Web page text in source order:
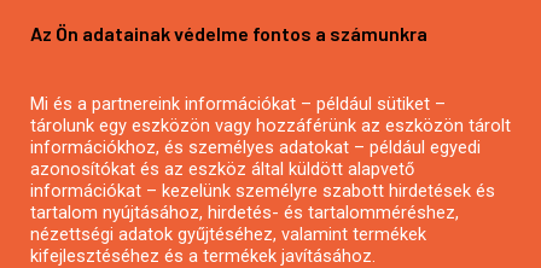
Mezőgazdasági pályázatírás
Pályázatírás civil szervezeteknek
Pályázatírás önkormányzatoknak
Pályázatfigyelés
Specifikus pályázatfigyelés vagy hírlevél
Az Ön adatainak védelme fontos a számunkra
Mi és a partnereink információkat – például sütiket –
tárolunk egy eszközön vagy hozzáférünk az eszközön tárolt
információkhoz, és személyes adatokat – például egyedi
azonosítókat és az eszköz által küldött alapvető
információkat – kezelünk személyre szabott hirdetések és
tartalom nyújtásához, hirdetés- és tartalomméréshez,
nézettségi adatok gyűjtéséhez, valamint termékek
kifejlesztéséhez és a termékek javításához.